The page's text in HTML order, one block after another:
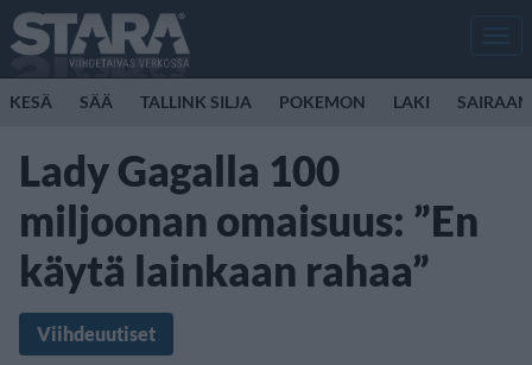
KESÄ SÄÄ TALLINK SILJA POKEMON LAKI
Lady Gagalla 100
miljoonan omaisuus: ”En
käytä lainkaan rahaa”
Viihdeuutiset